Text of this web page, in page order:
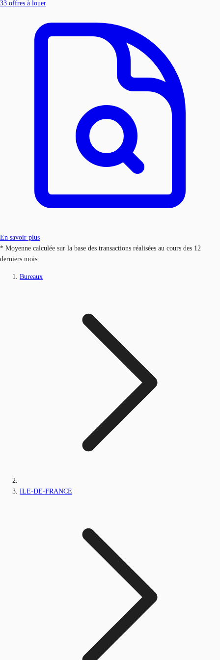
33 offres à louer
En savoir plus
* Moyenne calculée sur la base des transactions réalisées au cours des 12
derniers mois
Bureaux
ILE-DE-FRANCE